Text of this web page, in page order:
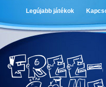
Legújabb játékok